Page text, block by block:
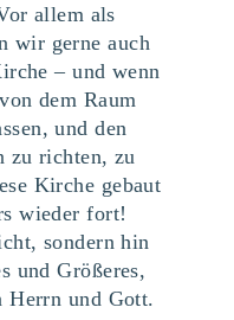
allem als
wir gerne auch
– und wenn
dem Raum
und den
zu richten, zu
Kirche gebaut
wieder fort!
sondern hin
und Größeres,
Herrn und Gott.